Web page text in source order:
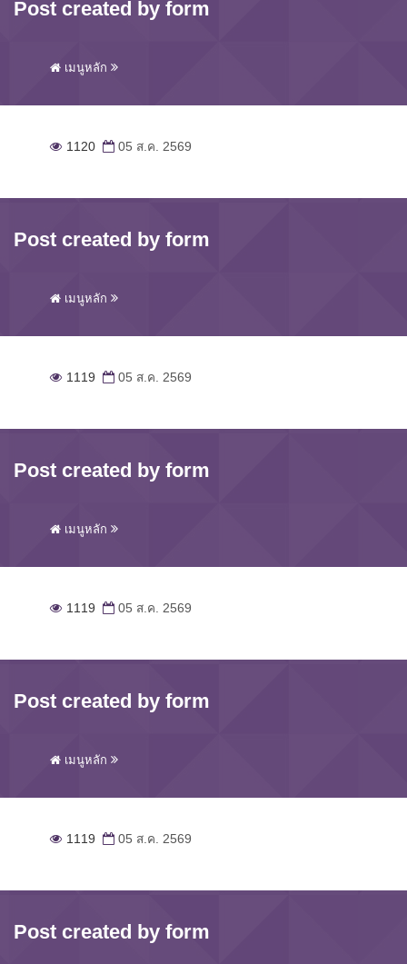
Post created by form
เมนูหลัก
1120 05 ส.ค. 2569
Post created by form
เมนูหลัก
1119 05 ส.ค. 2569
Post created by form
เมนูหลัก
1119 05 ส.ค. 2569
Post created by form
เมนูหลัก
1119 05 ส.ค. 2569
Post created by form